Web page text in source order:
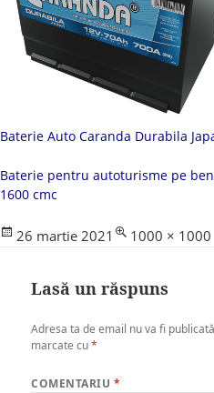
Baterie Auto Caranda Durabila
Baterie pentru autoturisme pe
1600 cmc
Posted
26 martie 2021
Full
1000 × 1000
Lasă un răspuns
Adresa ta de email nu va fi
marcate cu*
COMENTARIU *